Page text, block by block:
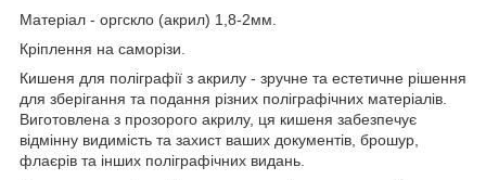
Матеріал - оргскло (акрил) 1,8-2мм.
Кріплення на саморізи.
Кишеня для поліграфії з акрилу - зручне та естетичне рішення
для зберігання та подання різних поліграфічних матеріалів.
Виготовлена з прозорого акрилу, ця кишеня забезпечує
відмінну видимість та захист ваших документів, брошур,
флаєрів та інших поліграфічних видань.